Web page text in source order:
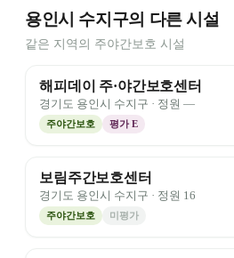
용인시 수지구의 다른 시설
같은 지역의 주야간보호 시설
해피데이 주·야간보호센터
경기도 용인시 수지구 · 정원 —
주야간보호 평가E
보림주간보호센터
경기도 용인시 수지구 · 정원 16
주야간보호 미평가